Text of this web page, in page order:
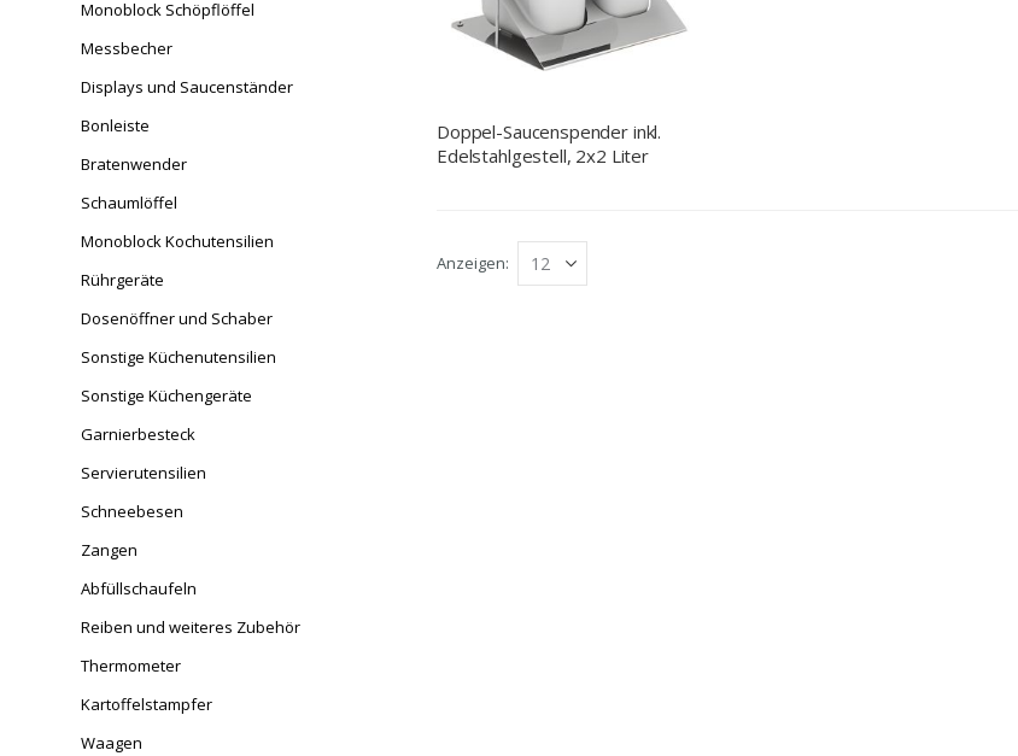
Doppel-Saucenspender inkl.
Edelstahlgestell, 2x2 Liter
Anzeigen
Monoblock Schöpflöffel
Messbecher
Displays und Saucenständer
Bonleiste
Bratenwender
Schaumlöffel
Monoblock Kochutensilien
Rührgeräte
Dosenöffner und Schaber
Sonstige Küchenutensilien
Sonstige Küchengeräte
Garnierbesteck
Servierutensilien
Schneebesen
Zangen
Abfüllschaufeln
Reiben und weiteres Zubehör
Thermometer
Kartoffelstampfer
Waagen